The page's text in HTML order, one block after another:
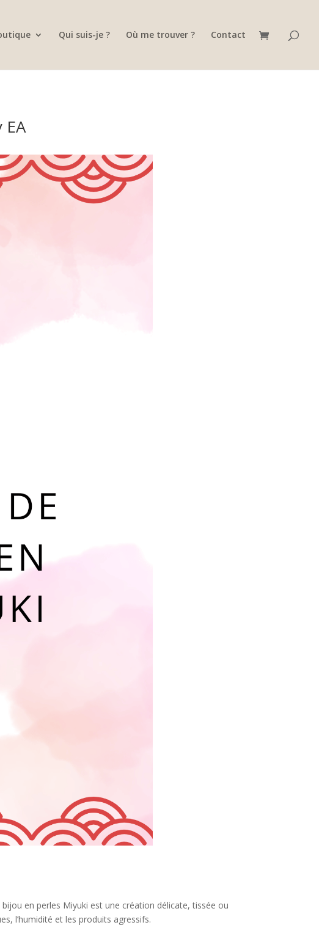
Qui suis-je ? Où me trouver ? Contact
en perles Miyuki est une création délicate, tissée ou
l’humidité et les produits agressifs.